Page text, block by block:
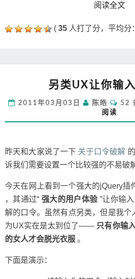
阅读全文
( 35 人打了分，平均分
类
让
你
强
口
令
另类UX让你输
2011年03月03日 陈皓
评
52
阅读
昨天和大家说了一下 关于口令破解
诉我们需要设置一个比较强的不易破
今天在网上看到一个强大的jQuery插
，其通过“ 强大的用户体验 ”让你输
解的口令。虽然有点另类，但是我个
为UX实在是太到位了—— 只有你输
的女人才会脱光衣服 。
下面是演示：